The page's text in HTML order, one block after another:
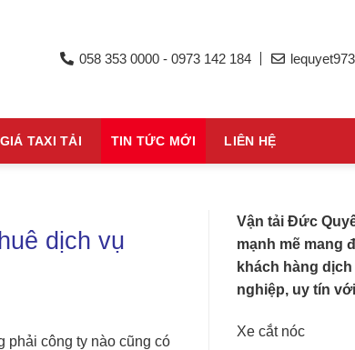
058 353 0000 - 0973 142 184
TAXI TẢI TIN TỨC MỚI LIÊN HỆ
dịch vụ
phải công ty nào cũng có
Vận tải Đức
mạnh mẽ mang
khách hàng
nghiệp, uy tín
Xe cắt nóc